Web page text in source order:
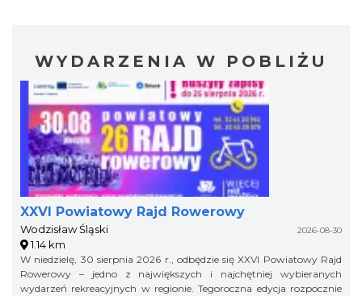
WYDARZENIA W POBLIŻU
XXVI Powiatowy Rajd Rowerowy
Wodzisław Śląski 2026-08-30
1.14 km
W niedzielę, 30 sierpnia 2026 r., odbędzie się XXVI Powiatowy Rajd
Rowerowy – jedno z największych i najchętniej wybieranych
wydarzeń rekreacyjnych w regionie. Tegoroczna edycja rozpocznie